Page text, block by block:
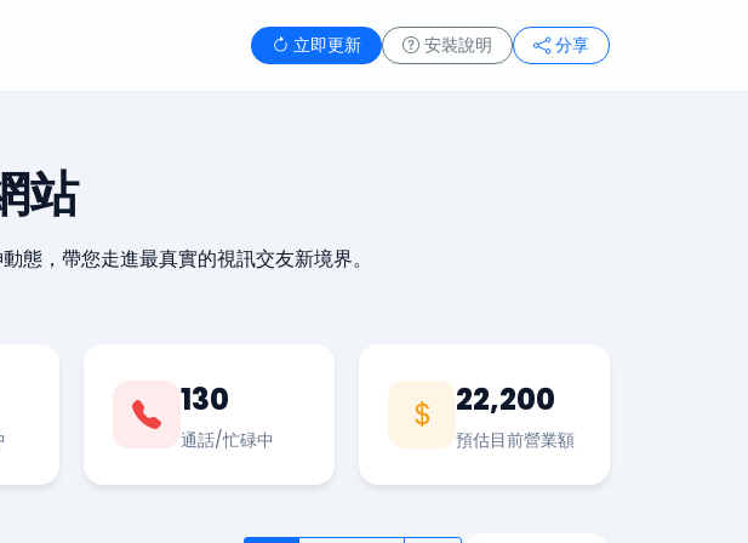
立即更新 安裝說明 分享
站
態，帶您走進最真實的視訊交友新境界。
130
通話/忙碌中
22,200
預估目前營業額